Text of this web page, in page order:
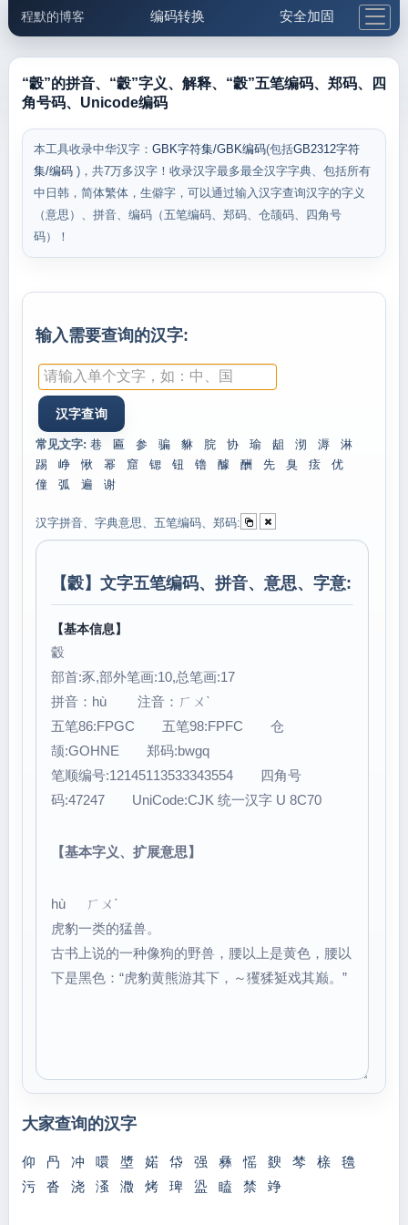
程默的博客 编码转换 安全加固
邮件工具 生活便民 更多工具
“豰”的拼音、“豰”字义、解释、“豰”五笔编码、郑码、四
角号码、Unicode编码
本工具收录中华汉字： GBK字符集/GBK编码(包括GB2312字符
集/编码 )，共7万多汉字！收录汉字最多最全汉字字典、包括所有
中日韩，简体繁体，生僻字，可以通过输入汉字查询汉字的字义
（意思）、拼音、编码（五笔编码、郑码、仓颉码、四角号
码）！
输入需要查询的汉字:
常见文字: 巷 匾 参 骗 貅 脘 协 瑜 龃 沏 溽
淋
踢
峥 愀 幂 窟 锶 钮 镥 醵 酬 先 臭 痃
优
僮
弧 遍 谢
汉字拼音、字典意思、五笔编码、郑码:
【豰】文字五笔编码、拼音、意思、字意:
【基本信息】
豰
部首:豕,部外笔画:10,总笔画:17
拼音：hù 注音：ㄏㄨˋ
五笔86:FPGC 五笔98:FPFC 仓
颉:GOHNE 郑码:bwgq
笔顺编号:12145113533343554 四角号
码:47247 UniCode:CJK 统一汉字 U 8C70
【基本字义、扩展意思】
hù ㄏㄨˋ
虎豹一类的猛兽。
古书上说的一种像狗的野兽，腰以上是黄色，腰以
下是黑色：“虎豹黄熊游其下，～玃猱㹶戏其巅。”
大家查询的汉字
仰 冎 冲 噮 墏 婼 帒 强 彝 愮 斔 棽 榇
氌
污
沓 浇 溞 瀓 烤 琕 盕 瞌 禁 竫